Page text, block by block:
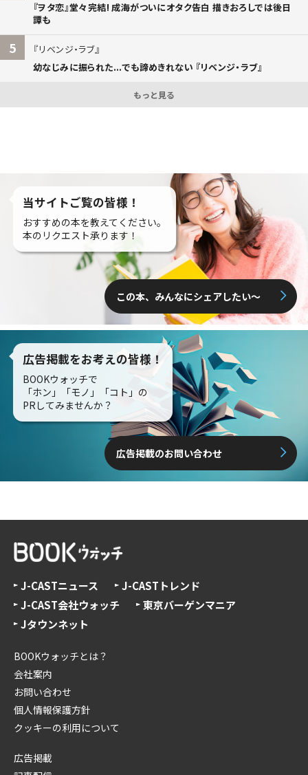
『ヲタ恋』堂々完結! 成海がついにオタク告白 描きおろしでは後日
譚も
5
リベンジ・ラブ
幼なじみに振られた...でも諦めきれない 『リベンジ・ラブ』
もっと見る
当サイトご覧の皆様！
おすすめの本を教えてください。
本のリクエスト承ります！
この本、みんなにシェアしたい〜
広告掲載をお考えの皆様！
BOOKウォッチで
「ホン」「モノ」「コト」の
PRしてみませんか？
広告掲載のお問い合わせ
J-CASTニュース
J-CASTトレンド
J-CAST会社ウォッチ
東京バーゲンマニア
Jタウンネット
BOOKウォッチとは？
会社案内
お問い合わせ
個人情報保護方針
クッキーの利用について
広告掲載